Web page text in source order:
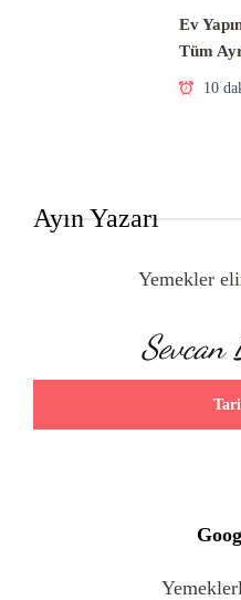
Ev
Tüm
10
Ayın Yazarı
Yemekler